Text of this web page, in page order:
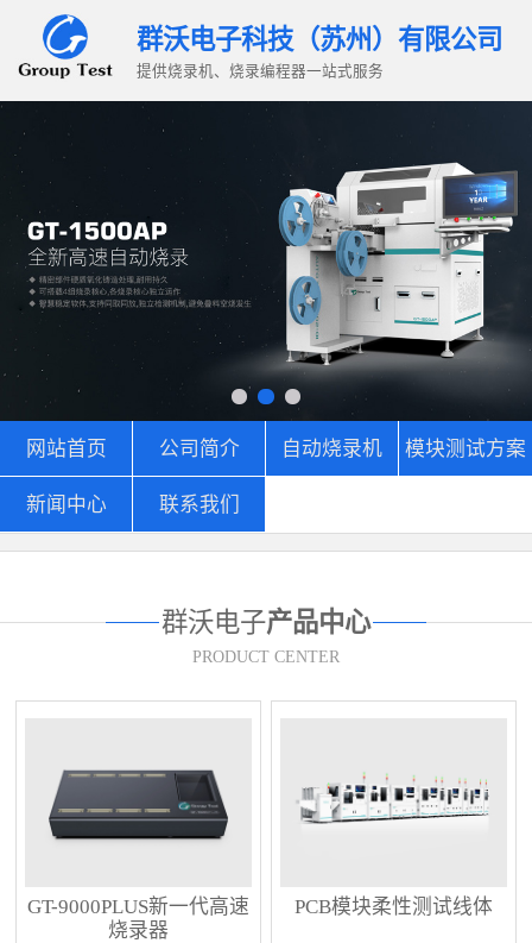
群沃电子科技（苏州）有限公司
提供烧录机、烧录编程器一站式服务
网站首页 公司简介 自动烧录机 模块测试方案
新闻中心 联系我们
群沃电子产品中心
PRODUCT CENTER
GT-9000PLUS新一代高速
烧录器
PCB模块柔性测试线体